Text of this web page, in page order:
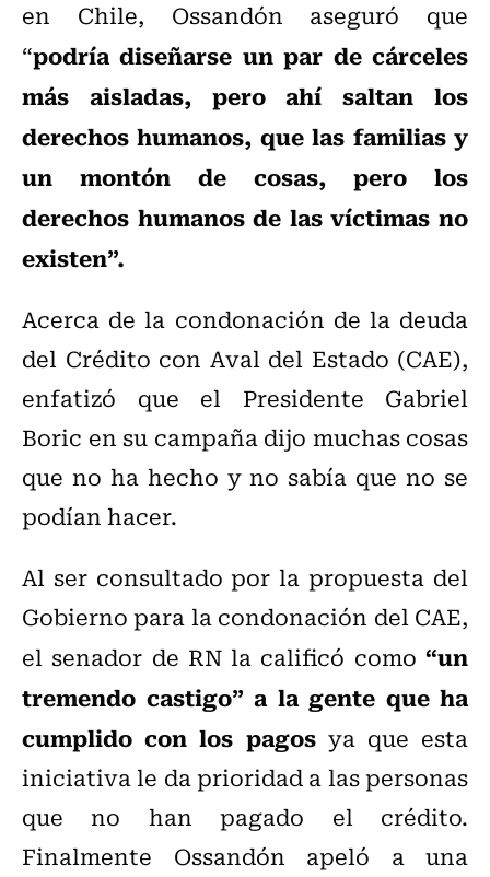
en Chile, Ossandón aseguró que
“podría diseñarse un par de cárceles
más aisladas, pero ahí saltan los
derechos humanos, que las familias y
un montón de cosas, pero los
derechos humanos de las víctimas no
existen”.
Acerca de la condonación de la deuda
del Crédito con Aval del Estado (CAE),
enfatizó que el Presidente Gabriel
Boric en su campaña dijo muchas cosas
que no ha hecho y no sabía que no se
podían hacer.
Al ser consultado por la propuesta del
Gobierno para la condonación del CAE,
el senador de RN la calificó como “un
tremendo castigo” a la gente que ha
cumplido con los pagosya que esta
iniciativa le da prioridad a las personas
que no han pagado el crédito.
Finalmente Ossandón apeló a una